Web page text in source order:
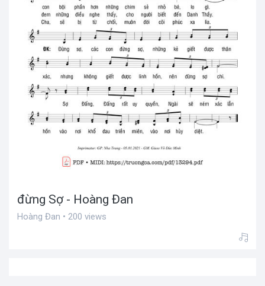
đừng Sợ - Hoàng Đan
Hoàng Đan • 200 views